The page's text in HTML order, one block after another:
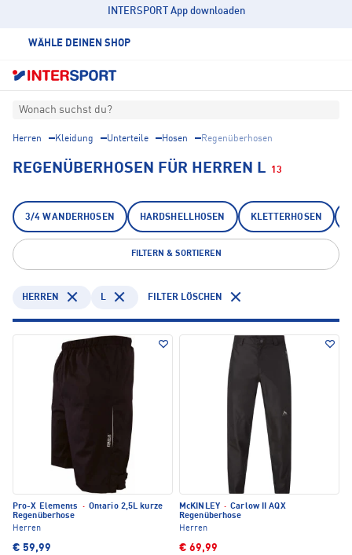
INTERSPORT App downloaden
WÄHLE DEINEN SHOP
Wonach suchst du?
Herren Kleidung Unterteile Hosen Regenüberhosen
REGENÜBERHOSEN FÜR HERREN L 13
3/4 WANDERHOSEN HARDSHELLHOSEN KLETTERHOSEN
FILTERN & SORTIEREN
HERREN L FILTER LÖSCHEN
Pro-X Elements · Ontario 2,5L kurze
Regenüberhose
Herren
€ 59,99
McKINLEY · Carlow II AQX
Regenüberhose
Herren
€ 69,99